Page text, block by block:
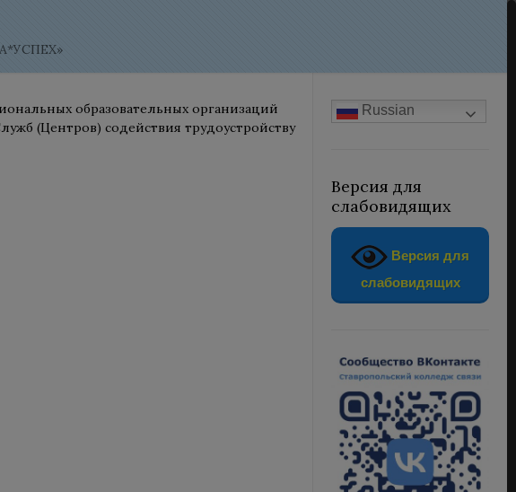
образовательных организаций
(Центров) содействия трудоустройству
Russian
Версия для
слабовидящих
Версия для
слабовидящих